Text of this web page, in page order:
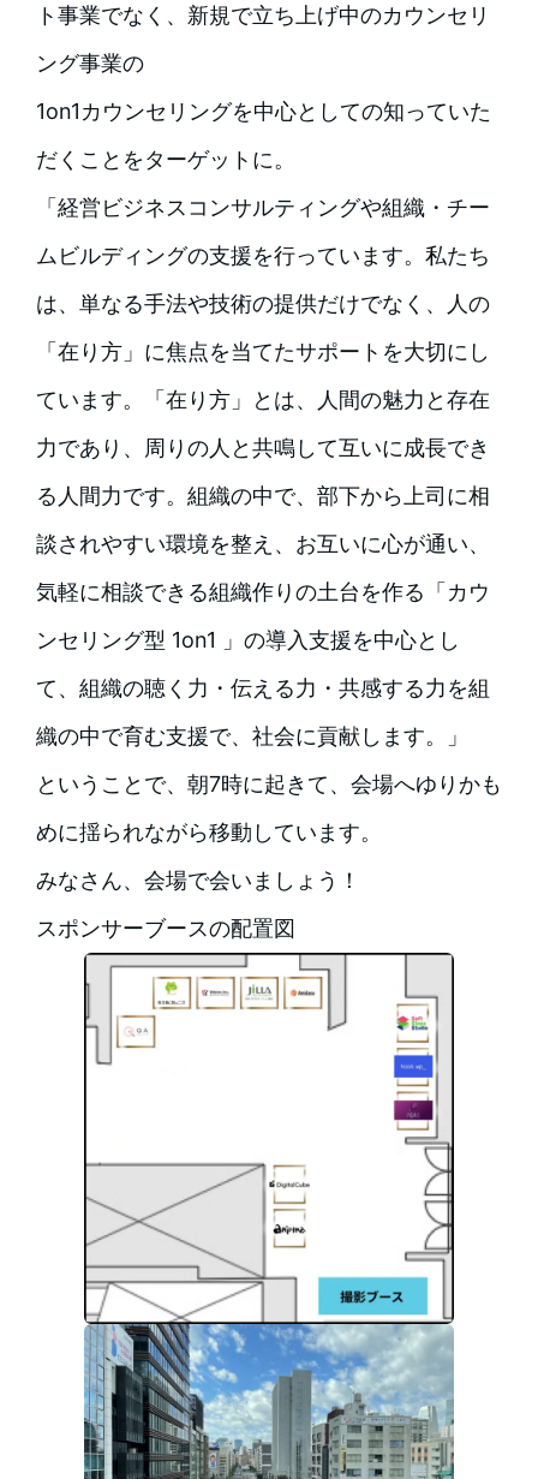
ト事業でなく、新規で立ち上げ中のカウンセリ
ング事業の
1on1カウンセリングを中心としての知っていた
だくことをターゲットに。
「経営ビジネスコンサルティングや組織・チー
ムビルディングの支援を行っています。私たち
は、単なる手法や技術の提供だけでなく、人の
「在り方」に焦点を当てたサポートを大切にし
ています。「在り方」とは、人間の魅力と存在
力であり、周りの人と共鳴して互いに成長でき
る人間力です。組織の中で、部下から上司に相
談されやすい環境を整え、お互いに心が通い、
気軽に相談できる組織作りの土台を作る「カウ
ンセリング型 1on1 」の導入支援を中心とし
て、組織の聴く力・伝える力・共感する力を組
織の中で育む支援で、社会に貢献します。」
ということで、朝7時に起きて、会場へゆりかも
めに揺られながら移動しています。
みなさん、会場で会いましょう！
スポンサーブースの配置図